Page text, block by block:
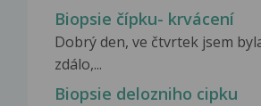
Biopsie čípku- krvácení
Dobrý den, ve čtvrtek jsem
zdálo,...
Biopsie delozniho cipku